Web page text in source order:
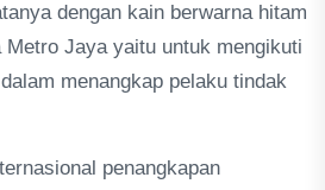
dengan kain berwarna hitam
Jaya yaitu untuk mengikuti
menangkap pelaku tindak
penangkapan